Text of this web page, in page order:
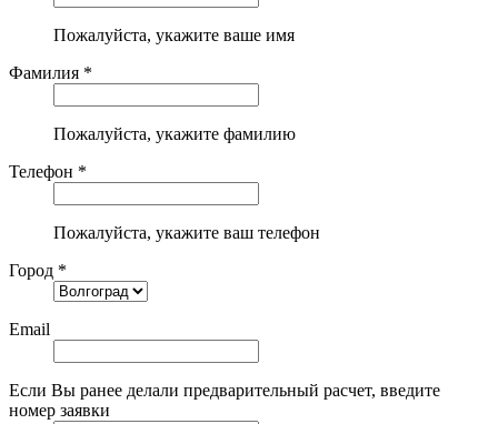
Пожалуйста, укажите ваше имя
Фамилия *
Пожалуйста, укажите фамилию
Телефон *
Пожалуйста, укажите ваш телефон
Город *
Email
Если Вы ранее делали предварительный расчет, введите
номер заявки